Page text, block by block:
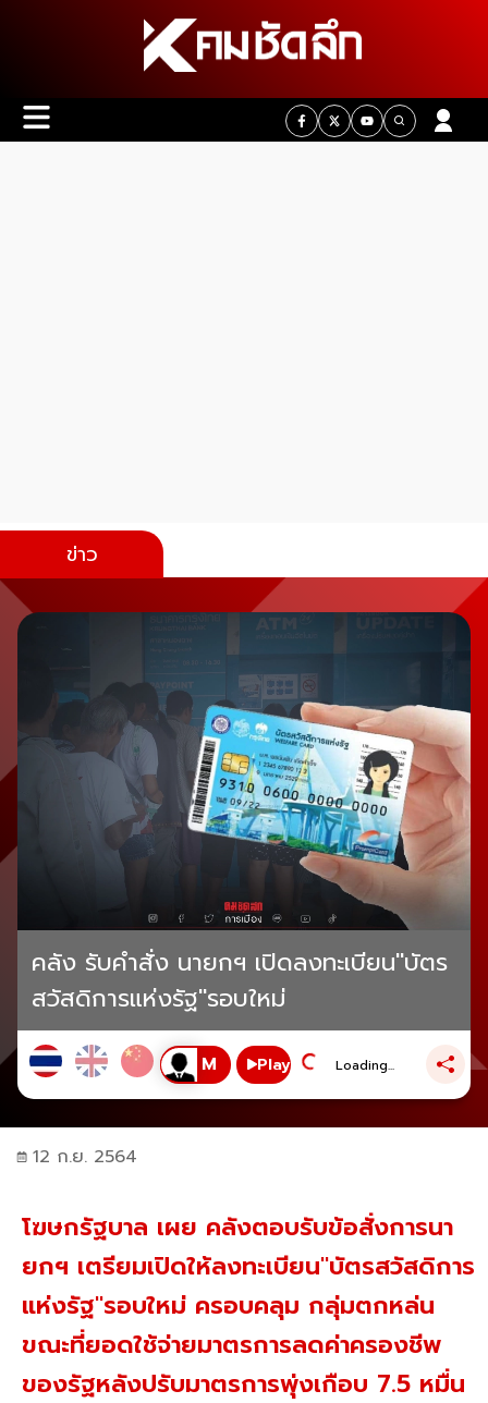
ข่าว
คลัง รับคำสั่ง นายกฯ เปิดลงทะเบียน"บัตร
สวัสดิการแห่งรัฐ"รอบใหม่
Play Loading...
12 ก.ย. 2564
โฆษกรัฐบาล เผย คลังตอบรับข้อสั่งการนา
ยกฯ เตรียมเปิดให้ลงทะเบียน"บัตรสวัสดิการ
แห่งรัฐ"รอบใหม่ ครอบคลุม กลุ่มตกหล่น
ขณะที่ยอดใช้จ่ายมาตรการลดค่าครองชีพ
ของรัฐหลังปรับมาตรการพุ่งเกือบ 7.5 หมื่น